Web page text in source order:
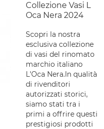
Collezione Vasi L
Oca Nera 2024
Scopri la nostra
esclusiva collezione
di vasi del rinomato
marchio italiano
L'Oca Nera.In qualità
di rivenditori
autorizzati storici,
siamo stati tra i
primi a offrire questi
prestigiosi prodotti